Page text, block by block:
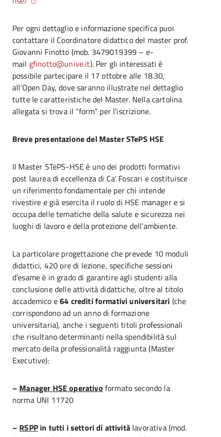
Per ogni dettaglio e informazione specifica puoi
contattare il Coordinatore didattico del master prof.
Giovanni Finotto (mob. 3479019399 – e-
mail gfinotto@unive.it). Per gli interessati è
possibile partecipare il 17 ottobre alle 18.30,
all’Open Day, dove saranno illustrate nel dettaglio
tutte le caratteristiche del Master. Nella cartolina
allegata si trova il “form” per l’iscrizione.
Breve presentazione del Master STePS HSE
Il Master STePS-HSE è uno dei prodotti formativi
post laurea di eccellenza di Ca’ Foscari e costituisce
un riferimento fondamentale per chi intende
rivestire e già esercita il ruolo di HSE manager e si
occupa delle tematiche della salute e sicurezza nei
luoghi di lavoro e della protezione dell’ambiente.
La particolare progettazione che prevede 10 moduli
didattici, 420 ore di lezione, specifiche sessioni
d’esame è in grado di garantire agli studenti alla
conclusione delle attività didattiche, oltre al titolo
accademico e64 crediti formativi universitari (che
corrispondono ad un anno di formazione
universitaria), anche i seguenti titoli professionali
che risultano determinanti nella spendibilità sul
mercato della professionalità raggiunta (Master
Executive):
– Manager HSE operativo formato secondo la
norma UNI 11720
– RSPPin tutti i settori di attivitàlavorativa (mod.